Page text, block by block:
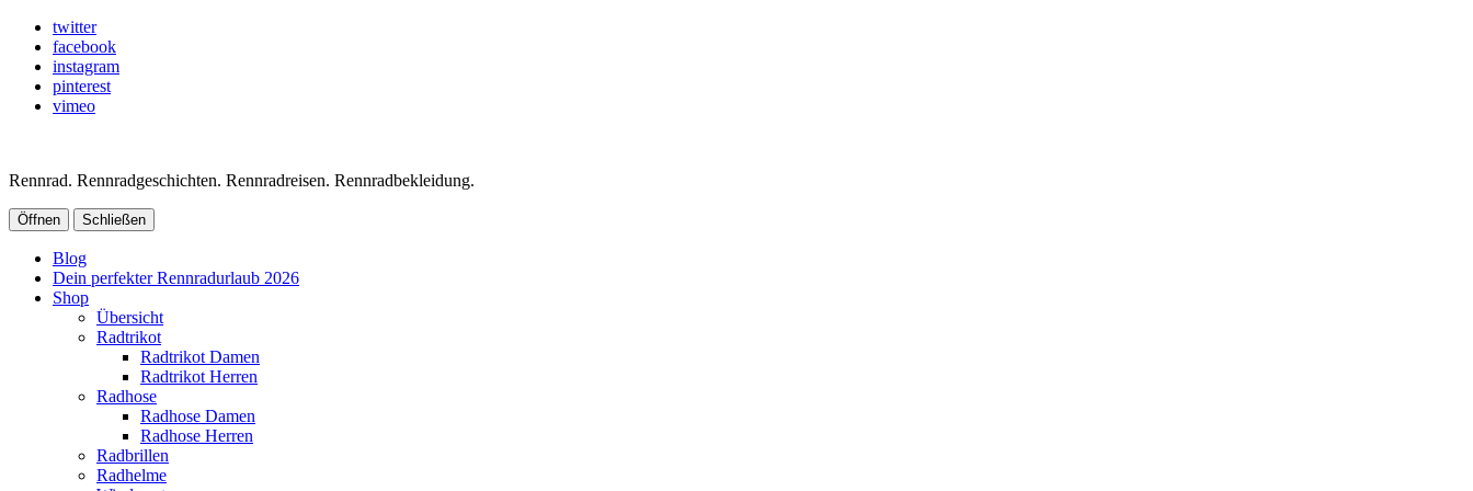
twitter
facebook
instagram
pinterest
vimeo
Rennrad. Rennradgeschichten. Rennradreisen. Rennradbekleidung.
Öffnen Schließen
Blog
Dein perfekter Rennradurlaub 2026
Shop
Übersicht
Radtrikot
Radtrikot Damen
Radtrikot Herren
Radhose
Radhose Damen
Radhose Herren
Radbrillen
Radhelme